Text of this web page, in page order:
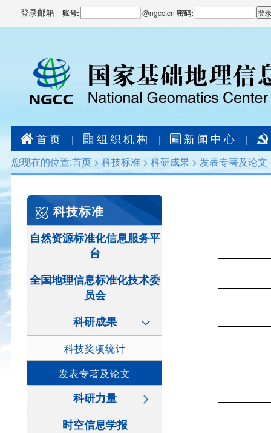
登录邮箱 账号: @ngcc.cn 密码:
首页 | 组织机构 | 新闻中心
|
您现在的位置:首页 > 科技标准 > 科研成果 > 发表专著及论文
科技标准
自然资源标准化信息服务平
台
全国地理信息标准化技术委
员会
科研成果
科技奖项统计
发表专著及论文
科研力量
时空信息学报